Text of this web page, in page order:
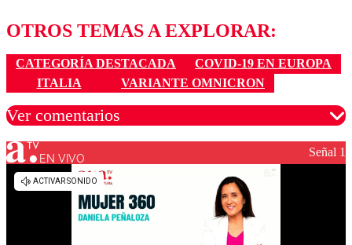
OTROS TEMAS A EXPLORAR:
CATEGORÍA DESTACADA
COVID-19 EN EUROPA
ITALIA
VARIANTE OMNICRON
Ver comentarios
Los comentarios son moderados para garantizar un
diálogo respetuoso.
EN VIVO Señal 1